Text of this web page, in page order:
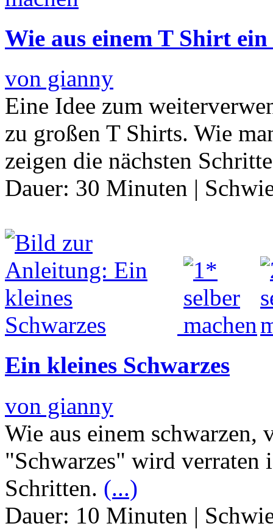
Wie aus einem T Shirt
von gianny
Eine Idee zum
zu großen T Shirts. Wie
zeigen die nächsten
Dauer: 30 Minuten |
Ein kleines Schwarzes
von gianny
Wie aus einem
"Schwarzes" wird verraten
Schritten. (...)
Dauer: 10 Minuten |